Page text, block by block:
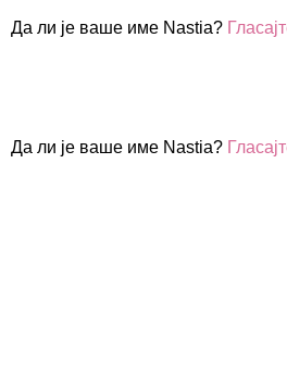
Да ли је ваше име Nastia?
Да ли је ваше име Nastia?